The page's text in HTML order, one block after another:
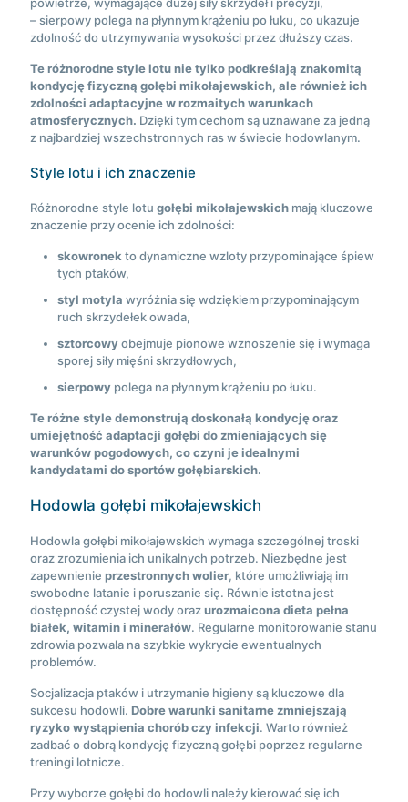
powietrze, wymagające dużej siły skrzydeł i precyzji,
– sierpowy polega na płynnym krążeniu po łuku, co ukazuje
zdolność do utrzymywania wysokości przez dłuższy czas.
Te różnorodne style lotu nie tylko podkreślają znakomitą
kondycję fizyczną gołębi mikołajewskich, ale również ich
zdolności adaptacyjne w rozmaitych warunkach
atmosferycznych. Dzięki tym cechom są uznawane za jedną
z najbardziej wszechstronnych ras w świecie hodowlanym.
Style lotu i ich znaczenie
Różnorodne style lotu gołębi mikołajewskich mają kluczowe
znaczenie przy ocenie ich zdolności:
skowronekto dynamiczne wzloty przypominające śpiew
tych ptaków,
styl motyla wyróżnia się wdziękiem przypominającym
ruch skrzydełek owada,
sztorcowyobejmuje pionowe wznoszenie się i wymaga
sporej siły mięśni skrzydłowych,
sierpowy polega na płynnym krążeniu po łuku.
Te różne style demonstrują doskonałą kondycję oraz
umiejętność adaptacji gołębi do zmieniających się
warunków pogodowych, co czyni je idealnymi
kandydatami do sportów gołębiarskich.
Hodowla gołębi mikołajewskich
Hodowla gołębi mikołajewskich wymaga szczególnej troski
oraz zrozumienia ich unikalnych potrzeb. Niezbędne jest
zapewnienie przestronnych wolier, które umożliwiają im
swobodne latanie i poruszanie się. Równie istotna jest
dostępność czystej wody orazurozmaicona dieta pełna
białek, witamin i minerałów. Regularne monitorowanie stanu
zdrowia pozwala na szybkie wykrycie ewentualnych
problemów.
Socjalizacja ptaków i utrzymanie higieny są kluczowe dla
sukcesu hodowli. Dobre warunki sanitarne zmniejszają
ryzyko wystąpienia chorób czy infekcji. Warto również
zadbać o dobrą kondycję fizyczną gołębi poprzez regularne
treningi lotnicze.
Przy wyborze gołębi do hodowli należy kierować się ich